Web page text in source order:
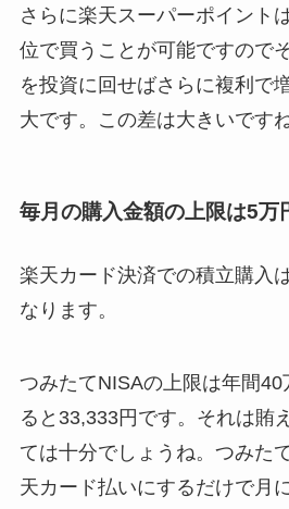
さらに楽天スーパーポイント
位で買うことが可能ですので
を投資に回せばさらに複利で
大です。この差は大きいですね
毎月の購入金額の上限は5万
楽天カード決済での積立購入
なります。
つみたてNISAの上限は年間
ると33,333円です。それは賄
ては十分でしょうね。つみた
天カード払いにするだけで月